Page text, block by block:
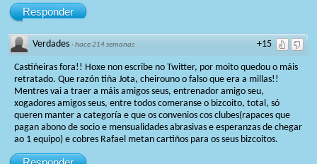
Responder
+15
Verdades ·hace 214 semanas
Castiñeiras fora!! Hoxe non escribe no Twitter, por moito quedou o máis
retratado. Que razón tiña Jota, cheirouno o falso que era a millas!!
Mentres vai a traer a máis amigos seus, entrenador amigo seu,
xogadores amigos seus, entre todos comeranse o bizcoito, total, só
queren manter a categoría e que os convenios cos clubes(rapaces que
pagan abono de socio e mensualidades abrasivas e esperanzas de chegar
ao 1 equipo) e cobres Rafael metan cartiños para os seus bizcoitos.